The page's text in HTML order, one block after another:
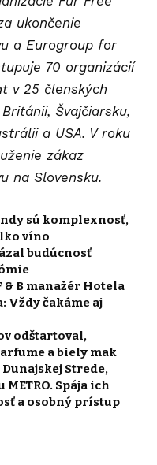
ukončenie
a Eurogroup for
70 organizácií
v 25 členských
Švajčiarsku,
a USA. V roku
zákaz
na Slovensku.
sú komplexnosť,
víno
budúcnosť
& B manažér Hotela
Vždy čakáme aj
odštartoval,
a biely mak
Strede,
Spája ich
a osobný prístup